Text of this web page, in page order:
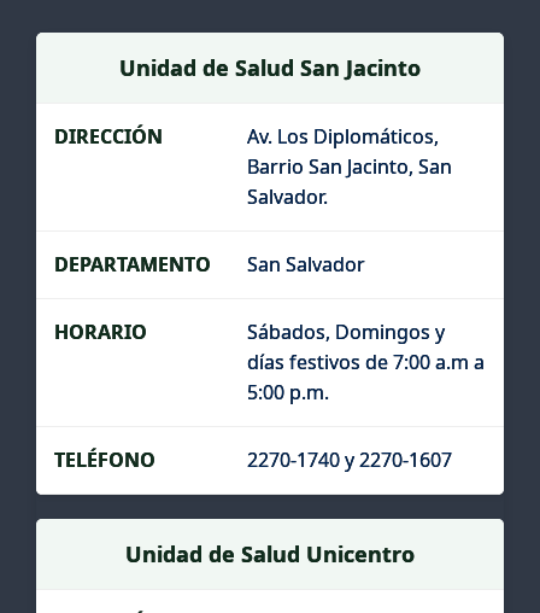
Unidad de Salud San Jacinto
Av. Los Diplomáticos,
Barrio San Jacinto, San
Salvador.
San Salvador
Sábados, Domingos y
días festivos de 7:00 a.m a
5:00 p.m.
2270-1740 y 2270-1607
Unidad de Salud Unicentro